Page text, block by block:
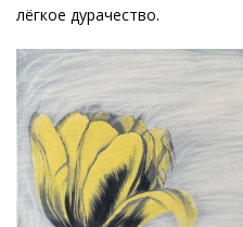
лёгкое дурачество.